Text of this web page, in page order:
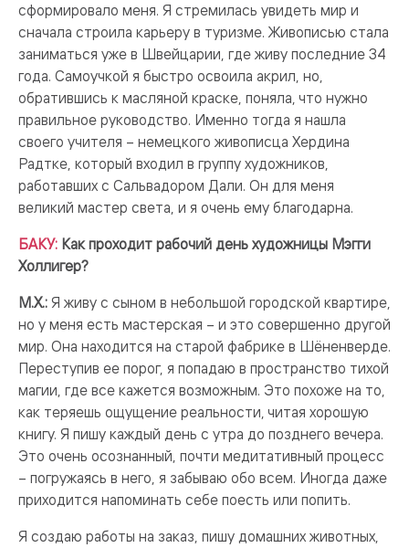
сформировало меня. Я стремилась увидеть мир и
сначала строила карьеру в туризме. Живописью стала
заниматься уже в Швейцарии, где живу последние 34
года. Самоучкой я быстро освоила акрил, но,
обратившись к масляной краске, поняла, что нужно
правильное руководство. Именно тогда я нашла
своего учителя – немецкого живописца Хердина
Радтке, который входил в группу художников,
работавших с Сальвадором Дали. Он для меня
великий мастер света, и я очень ему благодарна.
БАКУ: Как проходит рабочий день художницы Мэгги
Холлигер?
М.Х.: Я живу с сыном в небольшой городской квартире,
но у меня есть мастерская – и это совершенно другой
мир. Она находится на старой фабрике в Шёненверде.
Переступив ее порог, я попадаю в пространство тихой
магии, где все кажется возможным. Это похоже на то,
как теряешь ощущение реальности, читая хорошую
книгу. Я пишу каждый день с утра до позднего вечера.
Это очень осознанный, почти медитативный процесс
– погружаясь в него, я забываю обо всем. Иногда даже
приходится напоминать себе поесть или попить.
Я создаю работы на заказ, пишу домашних животных,